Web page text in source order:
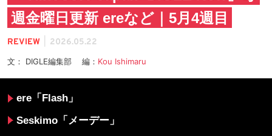
週金曜日更新 ereなど｜5月4週目
REVIEW 2026.05.22
文： DIGLE編集部 編： Kou Ishimaru
ere「Flash」
Seskimo「メーデー」